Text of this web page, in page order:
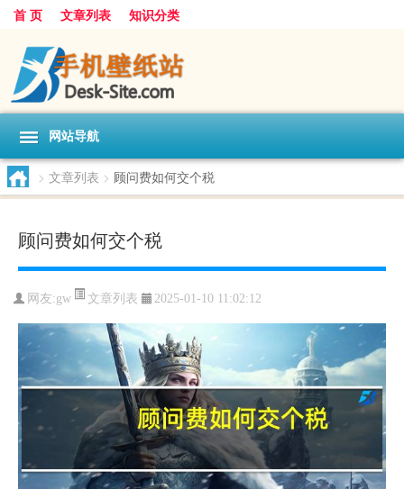
首 页 文章列表 知识分类
网站导航
> 文章列表 > 顾问费如何交个税
顾问费如何交个税
网友:gw 文章列表 2025-01-10 11:02:12